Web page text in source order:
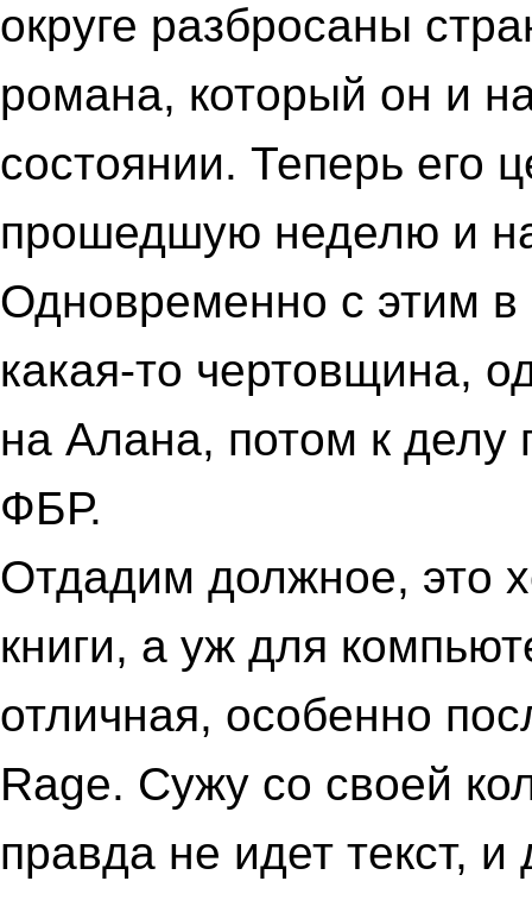
округе разбросаны
романа, который он и
состоянии. Теперь его
прошедшую неделю и
Одновременно с этим в
какая-то чертовщина,
на Алана, потом к делу
ФБР.
Отдадим должное, это
книги, а уж для
отличная, особенно
Rage. Сужу со своей
правда не идет текст,